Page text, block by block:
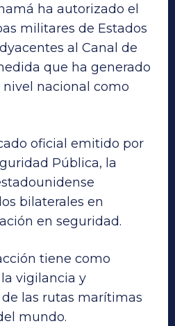
ha autorizado el
militares de Estados
al Canal de
que ha generado
nacional como
oficial emitido por
Pública, la
bilaterales en
en seguridad.
tiene como
vigilancia y
las rutas marítimas
mundo.